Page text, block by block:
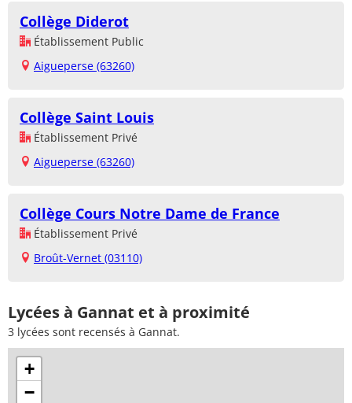
Collège Diderot
Établissement Public
Aigueperse (63260)
Collège Saint Louis
Établissement Privé
Aigueperse (63260)
Collège Cours Notre Dame de France
Établissement Privé
Broût-Vernet (03110)
Lycées à Gannat et à proximité
3 lycées sont recensés à Gannat.
+
−